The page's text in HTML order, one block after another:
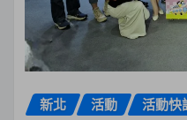
新北 活動 活動快